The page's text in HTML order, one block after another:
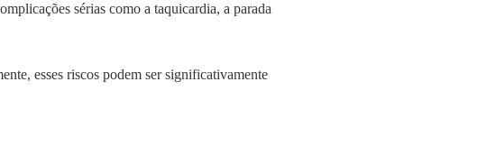
sérias como a taquicardia, a parada
esses riscos podem ser significativamente